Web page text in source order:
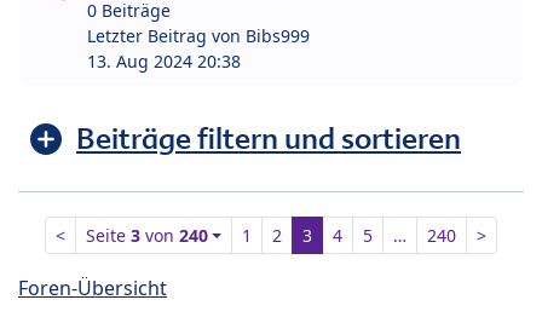
0 Beiträge
Letzter Beitrag von Bibs999
13. Aug 2024 20:38
Beiträge filtern und sortieren
< Seite 3von 240 1 2 3 4 5 … 240 >
Foren-Übersicht